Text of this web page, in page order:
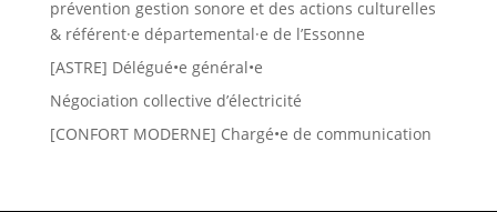
prévention gestion sonore et des actions culturelles
& référent·e départemental·e de l’Essonne
[ASTRE] Délégué•e général•e
Négociation collective d’électricité
[CONFORT MODERNE] Chargé•e de communication